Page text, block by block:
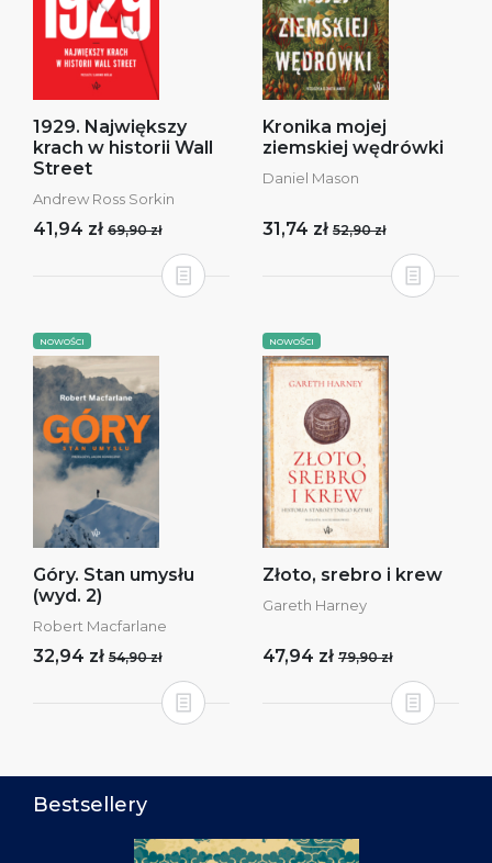
1929. Największy
krach w historii Wall
Street
Andrew Ross Sorkin
41,94 zł 69,90 zł
Kronika mojej
ziemskiej wędrówki
Daniel Mason
31,74 zł 52,90 zł
NOWOŚCI
Góry. Stan umysłu
(wyd. 2)
Robert Macfarlane
32,94 zł 54,90 zł
NOWOŚCI
Złoto, srebro i krew
Gareth Harney
47,94 zł 79,90 zł
Bestsellery